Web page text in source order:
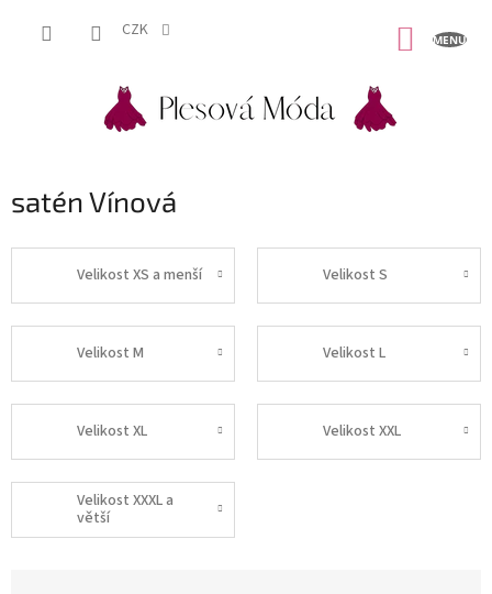
CZK
satén Vínová
Velikost XS a menší Velikost S
Velikost M Velikost L
Velikost XL Velikost XXL
Velikost XXXL a
větší